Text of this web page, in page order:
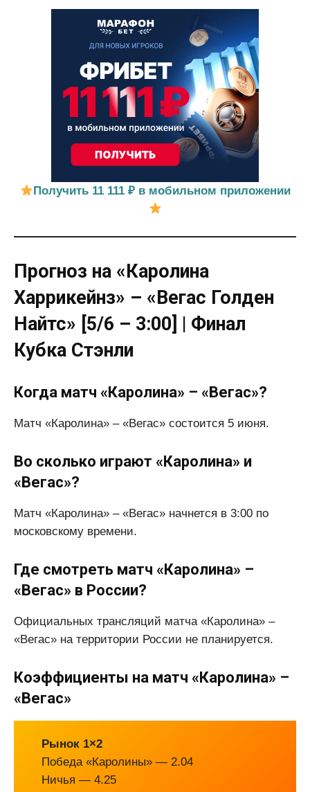
Получить 11 111 ₽ в мобильном приложении
Прогноз на «Каролина
Харрикейнз» – «Вегас Голден
Найтс» [5/6 – 3:00] | Финал
Кубка Стэнли
Когда матч «Каролина» – «Вегас»?
Матч «Каролина» – «Вегас» состоится 5 июня.
Во сколько играют «Каролина» и
«Вегас»?
Матч «Каролина» – «Вегас» начнется в 3:00 по
московскому времени.
Где смотреть матч «Каролина» –
«Вегас» в России?
Официальных трансляций матча «Каролина» –
«Вегас» на территории России не планируется.
Коэффициенты на матч «Каролина» –
«Вегас»
Рынок 1×2
Победа «Каролины» — 2.04
Ничья — 4.25